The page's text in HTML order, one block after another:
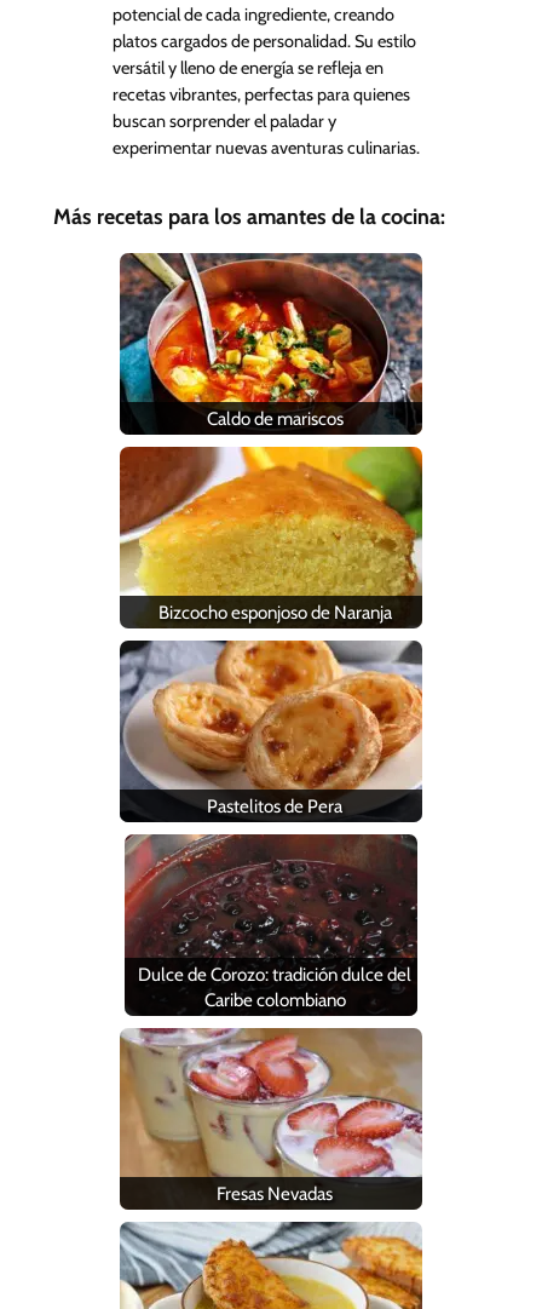
potencial de cada ingrediente, creando
platos cargados de personalidad. Su estilo
versátil y lleno de energía se refleja en
recetas vibrantes, perfectas para quienes
buscan sorprender el paladar y
experimentar nuevas aventuras culinarias.
Más recetas para los amantes de la cocina:
Caldo de mariscos
Bizcocho esponjoso de Naranja
Pastelitos de Pera
Dulce de Corozo: tradición dulce del
Caribe colombiano
Fresas Nevadas